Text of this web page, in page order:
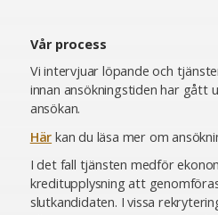
Vår process
Vi intervjuar löpande och
innan ansökningstiden har gått
ansökan.
Här kan du läsa mer om
I det fall tjänsten medför
kreditupplysning att
slutkandidaten. I vissa